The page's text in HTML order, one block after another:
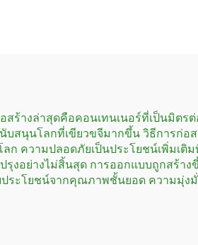
สร้างล่าสุดคือคอนเทนเนอร์ที่เป็นมิต
บสนุนโลกที่เขียวขจีมากขึ้น วิธีการก่อ
ลก ความปลอดภัยเป็นประโยชน์เพิ่มเ
รุงอย่างไม่สิ้นสุด การออกแบบถูกสร้า
ประโยชน์จากคุณภาพชั้นยอด ความมุ่ง